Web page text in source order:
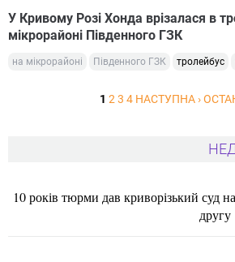
У Кривому Розі Хонда врізалася в
мікрорайоні Південного ГЗК
на мікрорайоні Південного ГЗК тролейбус
1 2 3 4 НАСТУПНА ›
10 років тюрми дав криворізький суд